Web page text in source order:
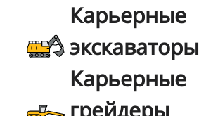
Карьерные
экскаваторы
Карьерные
грейдеры